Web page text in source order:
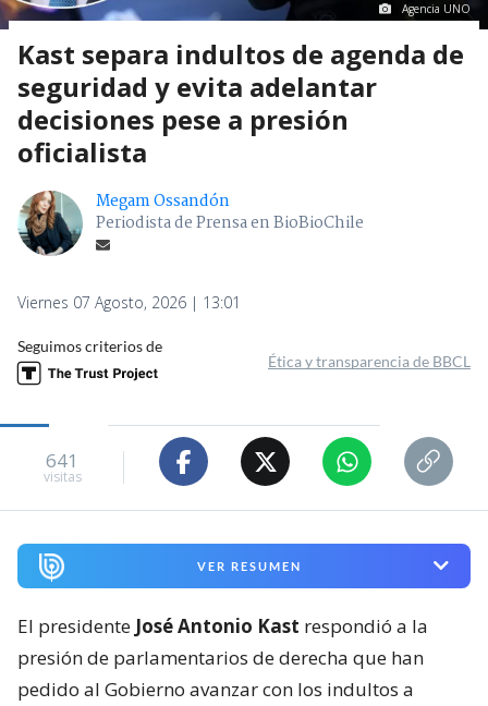
Agencia UNO
Kast separa indultos de agenda de
seguridad y evita adelantar
decisiones pese a presión
oficialista
Megam Ossandón
Periodista de Prensa en BioBioChile
Viernes 07 Agosto, 2026 | 13:01
Seguimos criterios de
Ética y transparencia de BBCL
641
visitas
VER RESUMEN
El presidente José Antonio Kast respondió a la
presión de parlamentarios de derecha que han
pedido al Gobierno avanzar con los indultos a